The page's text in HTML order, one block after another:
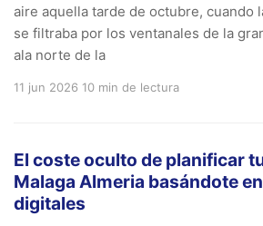
aire aquella tarde de octubre, cuando
se filtraba por los ventanales de la
ala norte de la
11 jun 2026 10 min de lectura
El coste oculto de planificar
Malaga Almeria basándote
digitales